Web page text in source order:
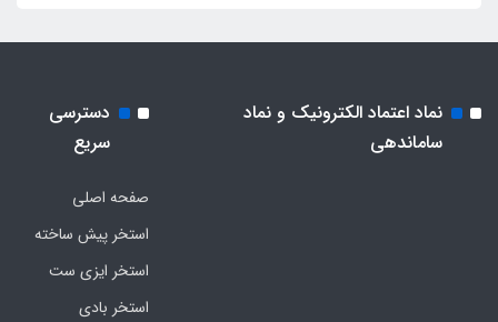
نماد اعتماد الکترونیک و نماد
ساماندهی
دسترسی
سریع
صفحه اصلی
استخر پیش ساخته
استخر ایزی ست
استخر بادی